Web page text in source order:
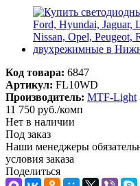
Код товара: 6847
Артикул: FL10WD
Производитель: MTF-Light
11 750 руб./комп
Нет в наличии
Под заказ
Наши менеджеры
условия заказа
Поделиться